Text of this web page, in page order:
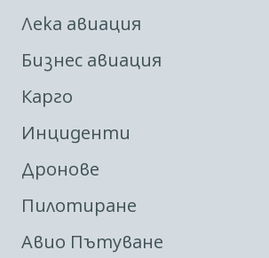
Лека авиация
Бизнес авиация
Карго
Инциденти
Дронове
Пилотиране
Авио Пътуване